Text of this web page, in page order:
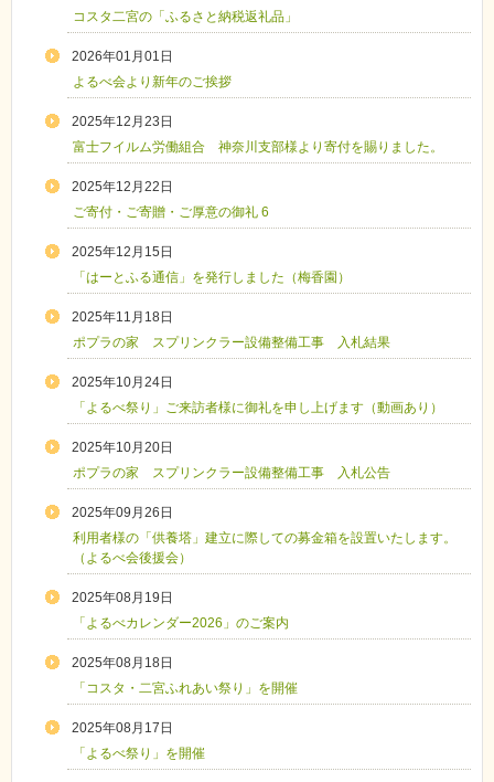
コスタ二宮の「ふるさと納税返礼品」
2026年01月01日
よるべ会より新年のご挨拶
2025年12月23日
富士フイルム労働組合 神奈川支部様より寄付を賜りました。
2025年12月22日
ご寄付・ご寄贈・ご厚意の御礼 6
2025年12月15日
「はーとふる通信」を発行しました（梅香園）
2025年11月18日
ポプラの家 スプリンクラー設備整備工事 入札結果
2025年10月24日
「よるべ祭り」ご来訪者様に御礼を申し上げます（動画あり）
2025年10月20日
ポプラの家 スプリンクラー設備整備工事 入札公告
2025年09月26日
利用者様の「供養塔」建立に際しての募金箱を設置いたします。
（よるべ会後援会）
2025年08月19日
「よるべカレンダー2026」のご案内
2025年08月18日
「コスタ・二宮ふれあい祭り」を開催
2025年08月17日
「よるべ祭り」を開催